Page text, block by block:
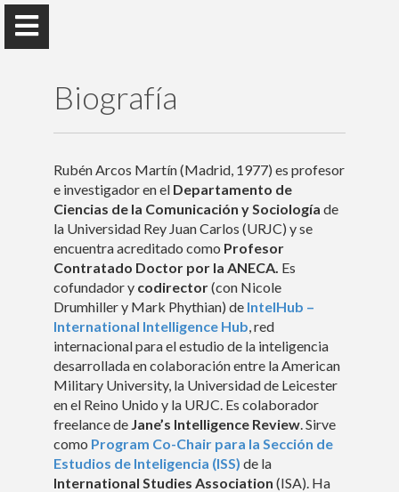
Rubén Arcos
Universidad Rey Juan Carlos
Presentación
Docencia
Publicaciones
Eventos y actividades
Peer Review
Medios de comunicación
Biografía
Rubén Arcos Martín (Madrid, 1977) es profesor
e investigador en el Departamento de
Ciencias de la Comunicación y Sociología de
la Universidad Rey Juan Carlos (URJC) y se
encuentra acreditado como Profesor
Contratado Doctor por la ANECA. Es
cofundador y codirector(con Nicole
Drumhiller y Mark Phythian) de IntelHub –
International Intelligence Hub, red
internacional para el estudio de la inteligencia
desarrollada en colaboración entre la American
Military University, la Universidad de Leicester
en el Reino Unido y la URJC. Es colaborador
freelance de Jane’s Intelligence Review. Sirve
como Program Co-Chair para la Sección de
Estudios de Inteligencia (ISS) de la
International Studies Association (ISA). Ha